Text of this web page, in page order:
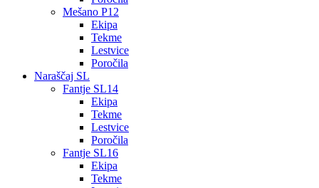
Mešano P12
Ekipa
Tekme
Lestvice
Poročila
Naraščaj SL
Fantje SL14
Ekipa
Tekme
Lestvice
Poročila
Fantje SL16
Ekipa
Tekme